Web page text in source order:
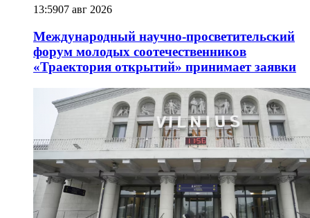
13:5907 авг 2026
Международный научно-просветительский
форум молодых соотечественников
«Траектория открытий» принимает заявки